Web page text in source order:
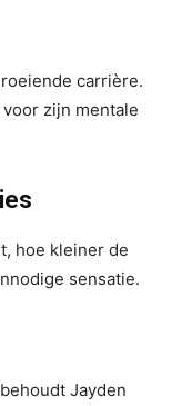
carrière.
zijn mentale
hoe kleiner de
sensatie.
Jayden